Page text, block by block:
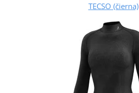
TECSO (čierna)